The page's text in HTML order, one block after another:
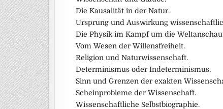
Die Kausalität in der Natur.
Ursprung und Auswirkung
Die Physik im Kampf um die
Vom Wesen der Willensfreiheit.
Religion und Naturwissenschaft.
Determinismus oder Indeterminismus.
Sinn und Grenzen der exakten
Scheinprobleme der Wissenschaft.
Wissenschaftliche Selbstbiographie.